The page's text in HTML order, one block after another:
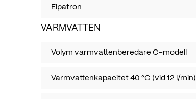
Elpatron
VARMVATTEN
Volym varmvattenberedare C-modell
Varmvattenkapacitet 40 °C (vid 12 l/min)